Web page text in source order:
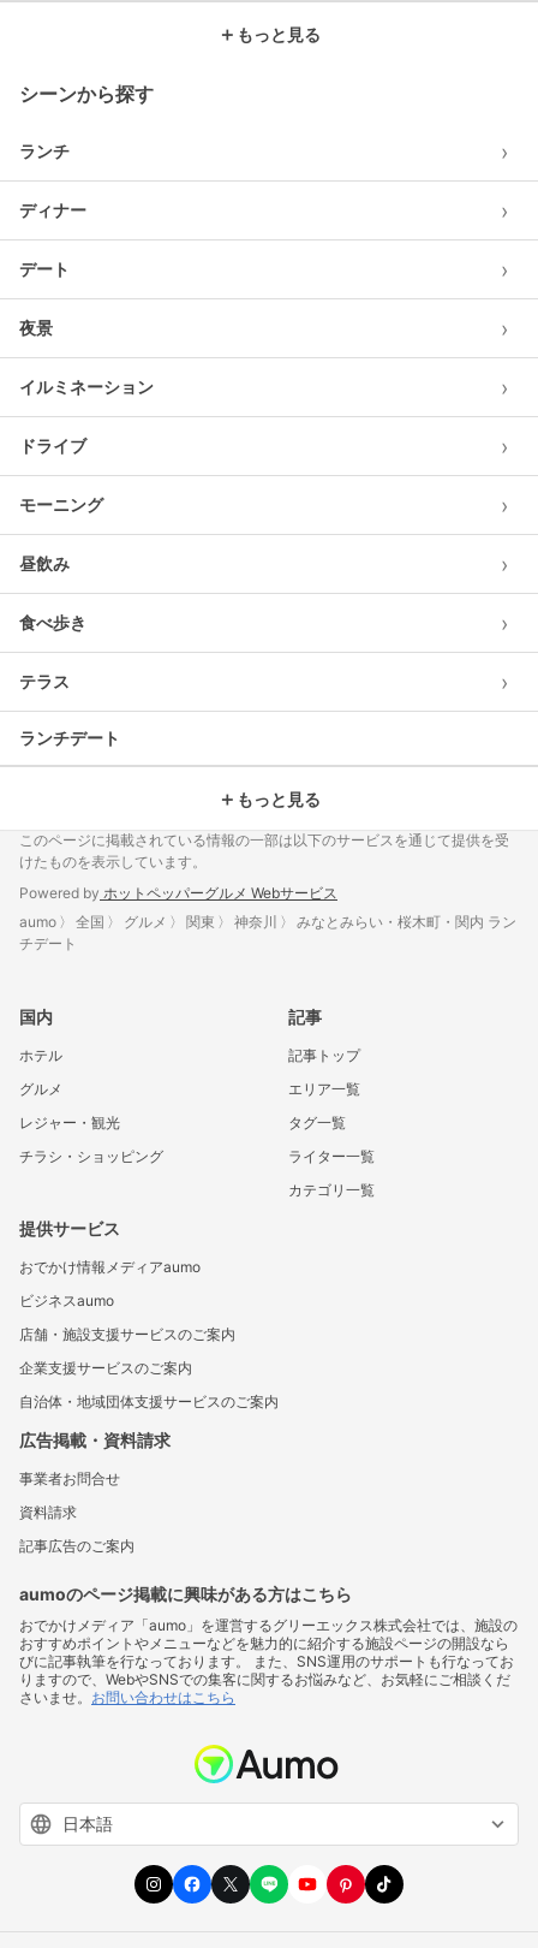
＋ もっと見る
シーンから探す
ランチ ›
ディナー ›
デート ›
夜景 ›
イルミネーション ›
ドライブ ›
モーニング ›
昼飲み ›
食べ歩き ›
テラス ›
ランチデート
＋ もっと見る
このページに掲載されている情報の一部は以下のサービスを通じて提供を受
けたものを表示しています。
Powered by ホットペッパーグルメ Webサービス
aumo
全国 グルメ 関東 神奈川
みなとみらい・桜木町・関内 ラン
チデート
国内
ホテル
グルメ
レジャー・観光
チラシ・ショッピング
記事
記事トップ
エリア一覧
タグ一覧
ライター一覧
カテゴリ一覧
提供サービス
おでかけ情報メディアaumo
ビジネスaumo
店舗・施設支援サービスのご案内
企業支援サービスのご案内
自治体・地域団体支援サービスのご案内
広告掲載・資料請求
事業者お問合せ
資料請求
記事広告のご案内
aumoのページ掲載に興味がある方はこちら
おでかけメディア「aumo」を運営するグリーエックス株式会社では、施設の
おすすめポイントやメニューなどを魅力的に紹介する施設ページの開設なら
びに記事執筆を行なっております。 また、SNS運用のサポートも行なってお
りますので、WebやSNSでの集客に関するお悩みなど、お気軽にご相談くだ
さいませ。 お問い合わせはこちら